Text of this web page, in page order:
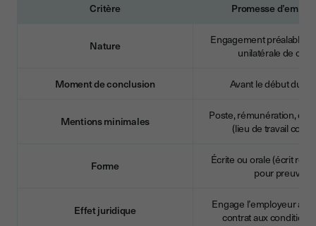
Critère Promesse
Nature
Engagement préalable,
unilatérale de
Moment de conclusion Avant le début du
Mentions minimales
Poste, rémunération,
(lieu de travail
Forme
Écrite ou orale (écrit
pour preuve)
Effet juridique
Engage l’employeur à
contrat aux conditions